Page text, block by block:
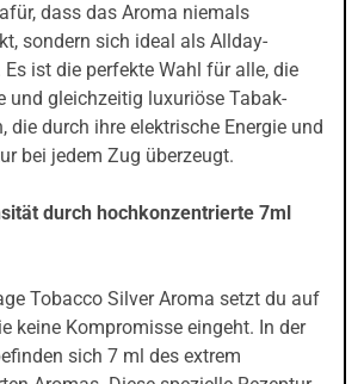
dass das Aroma niemals
sondern sich ideal als Allday-
Es ist die perfekte Wahl für alle, die
und gleichzeitig luxuriöse Tabak-
die durch ihre elektrische Energie und
bei jedem Zug überzeugt.
durch hochkonzentrierte 7ml
Tobacco Silver Aroma setzt du auf
keine Kompromisse eingeht. In der
sich 7 ml des extrem